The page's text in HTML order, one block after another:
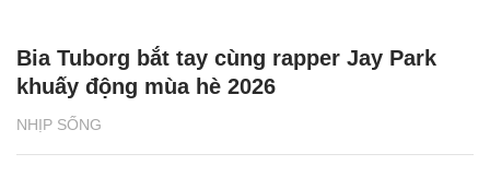
NHỊP SỐNG
Bia Tuborg bắt tay cùng rapper Jay Park
khuấy động mùa hè 2026